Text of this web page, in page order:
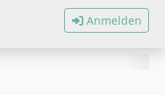
Anmelden